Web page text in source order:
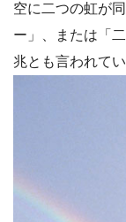
空に二つの虹が
ー」、または「
兆とも言われてい